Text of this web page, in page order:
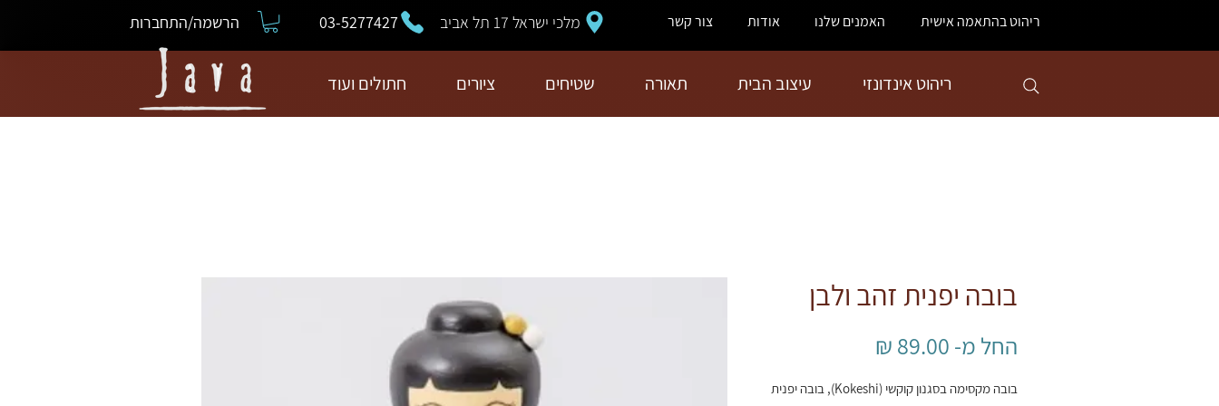
ריהוט בהתאמה אישית האמנים שלנו אודות צור קשר מלכי ישראל 17 תל אביב 03-5277427 הרשמה/התחברות
ריהוט אינדונזי עיצוב הבית תאורה שטיחים ציורים חתולים ועוד
בובה יפנית זהב ולבן
החל מ- 89.00 ₪
בובה מקסימה בסגנון קוקשי (Kokeshi), בובה יפנית